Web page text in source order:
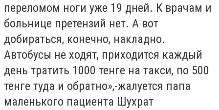
переломом ноги уже 19 дней. К врачам и
больнице претензий нет. А вот
добираться, конечно, накладно.
Автобусы не ходят, приходится каждый
день тратить 1000 тенге на такси, по 500
тенге туда и обратно»,-жалуется папа
маленького пациента Шухрат